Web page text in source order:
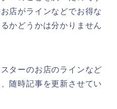
店がラインなどでお得な
かどうかは分かりません
ターのお店のラインなど
随時記事を更新させてい